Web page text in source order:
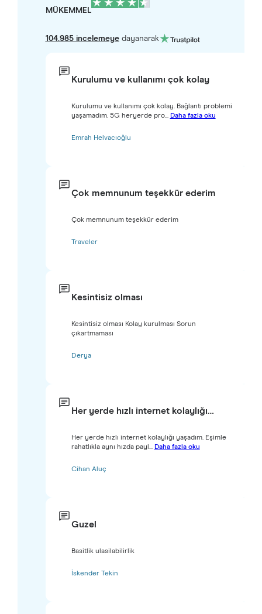
MÜKEMMEL
104.985 incelemeyedayanarak
Kurulumu ve kullanımı çok kolay
Kurulumu ve kullanımı çok kolay. Bağlantı problemi
yaşamadım. 5G heryerde pro... Daha fazla oku
Emrah Helvacıoğlu
Çok memnunum teşekkür ederim
Çok memnunum teşekkür ederim
Traveler
Kesintisiz olması
Kesintisiz olması Kolay kurulması Sorun
çıkartmaması
Derya
Her yerde hızlı internet kolaylığı…
Her yerde hızlı internet kolaylığı yaşadım. Eşimle
rahatlıkla aynı hızda payl... Daha fazla oku
Cihan Aluç
Guzel
Basitlik ulasilabilirlik
İskender Tekin